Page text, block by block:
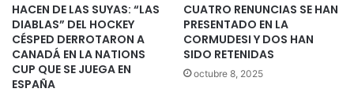
HACEN DE LAS SUYAS: “LAS
DIABLAS” DEL HOCKEY
CÉSPED DERROTARON A
CANADÁ EN LA NATIONS
CUP QUE SE JUEGA EN
ESPAÑA
CUATRO RENUNCIAS SE HAN
PRESENTADO EN LA
CORMUDESI Y DOS HAN
SIDO RETENIDAS
octubre 8, 2025